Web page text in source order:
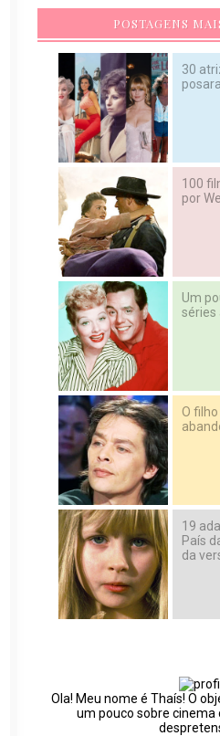
POSTAGENS
30
100
por
Um
séries
O
19
País
da
Ola! Meu nome é Thaís! O
um pouco sobre cinema